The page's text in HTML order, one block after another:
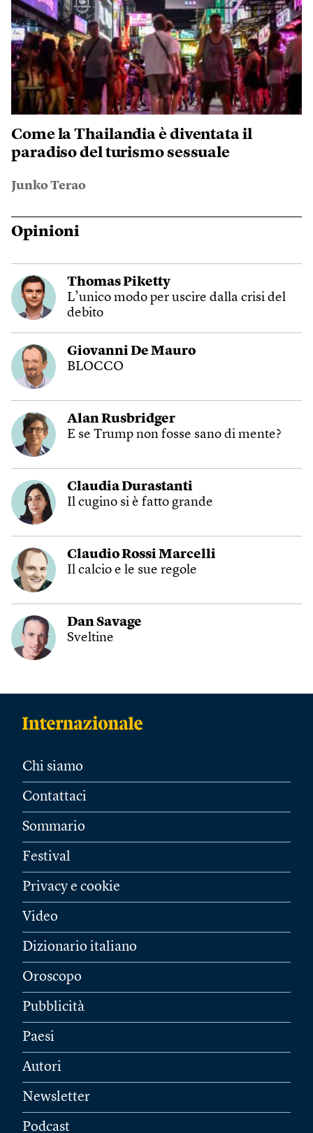
Come la Thailandia è diventata il
paradiso del turismo sessuale
Junko Terao
Opinioni
Thomas Piketty
L’unico modo per uscire dalla crisi del
debito
Giovanni De Mauro
BLOCCO
Alan Rusbridger
E se Trump non fosse sano di mente?
Claudia Durastanti
Il cugino si è fatto grande
Claudio Rossi Marcelli
Il calcio e le sue regole
Dan Savage
Sveltine
Chi siamo
Contattaci
Sommario
Festival
Privacy e cookie
Video
Dizionario italiano
Oroscopo
Pubblicità
Paesi
Autori
Newsletter
Podcast